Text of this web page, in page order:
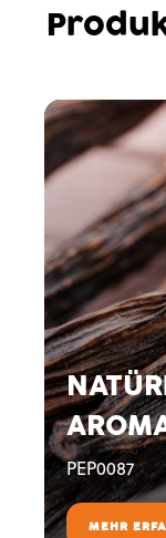
PEP0087
MEHR